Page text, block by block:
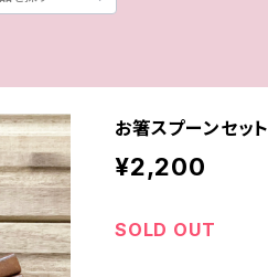
お箸スプーンセット
¥2,200
SOLD OUT